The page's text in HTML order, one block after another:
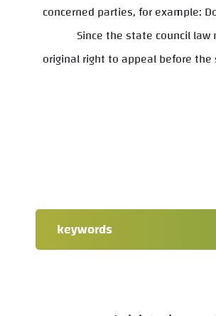
concerned parties, for example:
Since the state council
original right to appeal before
keywords